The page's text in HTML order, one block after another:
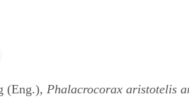
(Eng.), Phalacrocorax aristotelis